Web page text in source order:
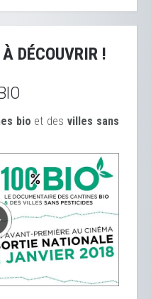
DÉCOUVRIR !
bio et desvilles sans